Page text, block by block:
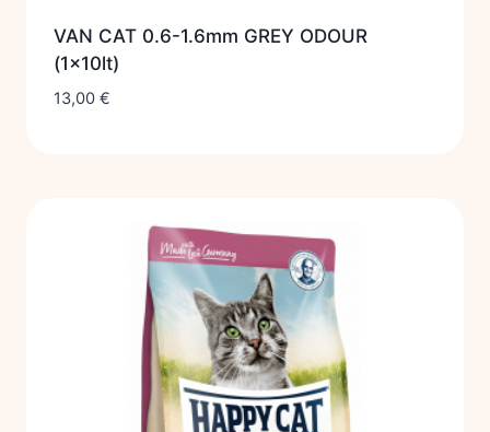
VAN CAT 0.6-1.6mm GREY ODOUR
(1x10lt)
13,00 €